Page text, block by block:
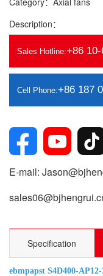
Description：
Sales Hotline:+86
Cell Phone:+86 187
E-mail:
Specification
ebmpapst S4D400-